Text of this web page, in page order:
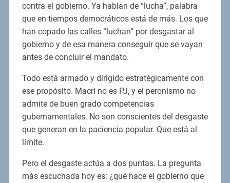
contra el gobierno. Ya hablan de “lucha”, palabra
que en tiempos democráticos está de más. Los que
han copado las calles “luchan” por desgastar al
gobierno y de esa manera conseguir que se vayan
antes de concluir el mandato.
Todo está armado y dirigido estratégicamente con
ese propósito. Macri no es PJ, y el peronismo no
admite de buen grado competencias
gubernamentales. No son conscientes del desgaste
que generan en la paciencia popular. Que está al
límite.
Pero el desgaste actúa a dos puntas. La pregunta
más escuchada hoy es: ¿qué hace el gobierno que